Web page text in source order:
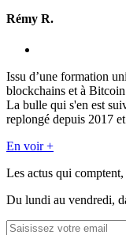
Rémy R.
Issu d’une formation
blockchains et à
La bulle qui s'en est
replongé depuis 2017
En voir +
Les actus qui comptent,
Du lundi au vendredi,